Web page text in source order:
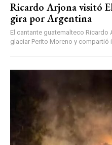
Ricardo Arjona visitó
gira por Argentina
El cantante guatemalteco Ricardo
glaciar Perito Moreno y compartió